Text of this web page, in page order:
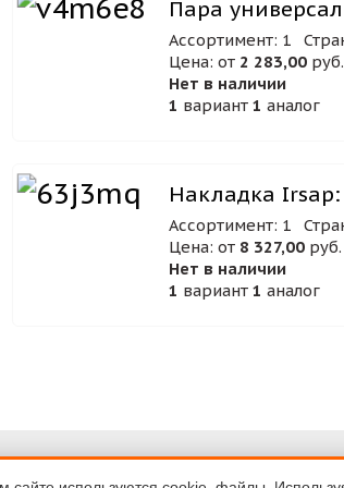
Пара
Ассортимент: 1
Цена: от 2 283,00
Нет в наличии
1 вариант1 аналог
Накладка
Ассортимент: 1
Цена: от 8 327,00
Нет в наличии
1 вариант1 аналог